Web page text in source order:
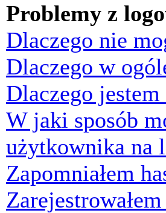
Problemy z
Dlaczego nie
Dlaczego w
Dlaczego
W jaki sposób
użytkownika na
Zapomniałem